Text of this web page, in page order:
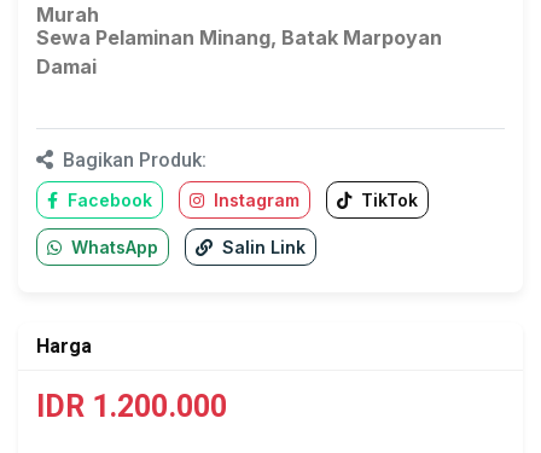
Murah
Sewa Pelaminan Minang, Batak Marpoyan
Damai
Bagikan Produk:
Facebook Instagram TikTok
WhatsApp Salin Link
Harga
IDR 1.200.000